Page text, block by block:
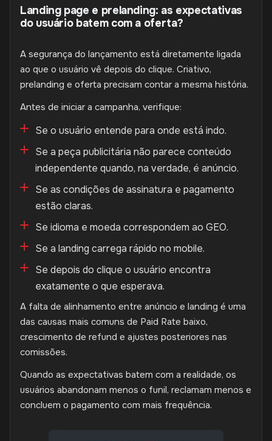
Landing page e prelanding: as expectativas
do usuário batem com a oferta?
A segurança do lançamento está diretamente ligada
ao que o usuário vê depois do clique. Criativo,
prelanding e oferta precisam contar a mesma história.
Antes de iniciar a campanha, verifique:
Se o usuário entende para onde está indo.
Se a peça publicitária não parece conteúdo
independente quando, na verdade, é anúncio.
Se as condições de assinatura e pagamento
estão claras.
Se idioma e moeda correspondem ao GEO.
Se a landing carrega rápido no mobile.
Se depois do clique o usuário encontra
exatamente o que esperava.
A falta de alinhamento entre anúncio e landing é uma
das causas mais comuns de Paid Rate baixo,
crescimento de refund e ajustes posteriores nas
comissões.
Quando as expectativas batem com a realidade, os
usuários abandonam menos o funil, reclamam menos e
concluem o pagamento com mais frequência.